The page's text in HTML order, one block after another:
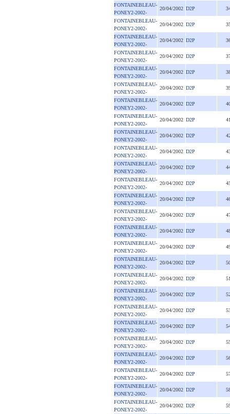
FONTAINEBLEAU-
PONEY2-2002-
20/04/2002 D2P
FONTAINEBLEAU-
PONEY2-2002-
20/04/2002 D2P
FONTAINEBLEAU-
PONEY2-2002-
20/04/2002 D2P
FONTAINEBLEAU-
PONEY2-2002-
20/04/2002 D2P
FONTAINEBLEAU-
PONEY2-2002-
20/04/2002 D2P
FONTAINEBLEAU-
PONEY2-2002-
20/04/2002 D2P
FONTAINEBLEAU-
PONEY2-2002-
20/04/2002 D2P
FONTAINEBLEAU-
PONEY2-2002-
20/04/2002 D2P
FONTAINEBLEAU-
PONEY2-2002-
20/04/2002 D2P
FONTAINEBLEAU-
PONEY2-2002-
20/04/2002 D2P
FONTAINEBLEAU-
PONEY2-2002-
20/04/2002 D2P
FONTAINEBLEAU-
PONEY2-2002-
20/04/2002 D2P
FONTAINEBLEAU-
PONEY2-2002-
20/04/2002 D2P
FONTAINEBLEAU-
PONEY2-2002-
20/04/2002 D2P
FONTAINEBLEAU-
PONEY2-2002-
20/04/2002 D2P
FONTAINEBLEAU-
PONEY2-2002-
20/04/2002 D2P
FONTAINEBLEAU-
PONEY2-2002-
20/04/2002 D2P
FONTAINEBLEAU-
PONEY2-2002-
20/04/2002 D2P
FONTAINEBLEAU-
PONEY2-2002-
20/04/2002 D2P
FONTAINEBLEAU-
PONEY2-2002-
20/04/2002 D2P
FONTAINEBLEAU-
PONEY2-2002-
20/04/2002 D2P
FONTAINEBLEAU-
PONEY2-2002-
20/04/2002 D2P
FONTAINEBLEAU-
PONEY2-2002-
20/04/2002 D2P
FONTAINEBLEAU-
PONEY2-2002-
20/04/2002 D2P
FONTAINEBLEAU-
PONEY2-2002-
20/04/2002 D2P
FONTAINEBLEAU-
PONEY2-2002-
20/04/2002 D2P